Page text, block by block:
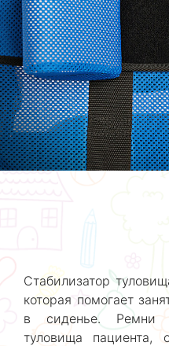
Стабилизатор
которая помогает
в сиденье. Ремни
туловища пациента,